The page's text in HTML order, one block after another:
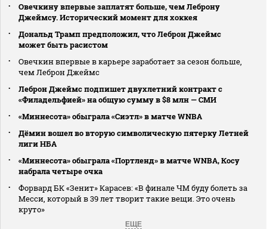
Овечкину впервые заплатят больше, чем Леброну
Джеймсу. Исторический момент для хоккея
Дональд Трамп предположил, что Леброн Джеймс
может быть расистом
Овечкин впервые в карьере заработает за сезон больше,
чем Леброн Джеймс
Леброн Джеймс подпишет двухлетний контракт с
«Филадельфией» на общую сумму в $8 млн — СМИ
«Миннесота» обыграла «Сиэтл» в матче WNBA
Дёмин вошел во вторую символическую пятерку Летней
лиги НБА
«Миннесота» обыграла «Портленд» в матче WNBA, Косу
набрала четыре очка
Форвард БК «Зенит» Карасев: «В финале ЧМ буду болеть за
Месси, который в 39 лет творит такие вещи. Это очень
круто»
ЕЩЕ